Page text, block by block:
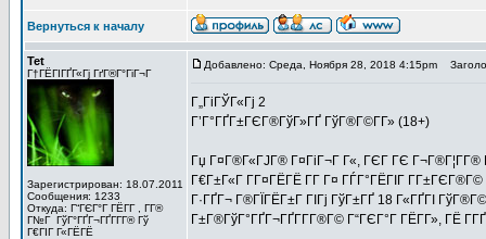
Вернуться к началу
Tet
Г†ГЁГІГҐГ«Гј ГґГ®Г°ГіГ¬Г
Зарегистрирован: 18.07.2011
Сообщения: 1233
Откуда: Г“ГЄГ°Г ГЁГ­Г , Г­Г®
Г№Г ГўГ°ГҐГ¬ГҐГ­Г­Г® Гў
Г€ГІГ Г«ГЁГЁ
Добавлено: Среда, Ноября 28, 2018 4:15pm
Г„ГіГЎГ«Гј 2
Г’Г°ГҐГ±ГЄГ®ГўГ»ГҐ ГўГ®Г©Г­Г» (18+)
Гџ Г¤Г®Г«ГЈГ® Г¤ГіГ¬Г Г«, ГЄГ ГЄ
Г€Г±Г«Г Г­Г¤ГЁГЁ Г­Г Г¤ ГЃГ°ГЁГІГ Г­Г±ГЄГ®Г©
Г·ГҐГ¬ Г®ГЇГЁГ±Г ГІГј ГўГ±ГҐ 18 Г«ГҐГІ
Г±Г®ГўГ°ГҐГ¬ГҐГ­Г­Г®Г© Г“ГЄГ°Г ГЁГ­Г», ГЁ